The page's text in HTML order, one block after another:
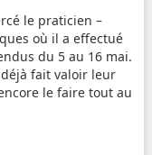
le praticien –
où il a effectué
du 5 au 16 mai.
fait valoir leur
le faire tout au